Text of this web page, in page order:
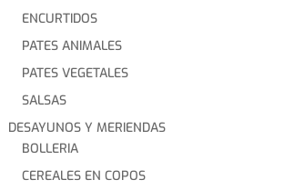
ENCURTIDOS
PATES ANIMALES
PATES VEGETALES
SALSAS
DESAYUNOS Y MERIENDAS
BOLLERIA
CEREALES EN COPOS